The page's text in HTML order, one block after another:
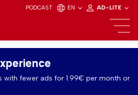
PODCAST EN AD-LITE
with fewer ads for 1.99€ per month or